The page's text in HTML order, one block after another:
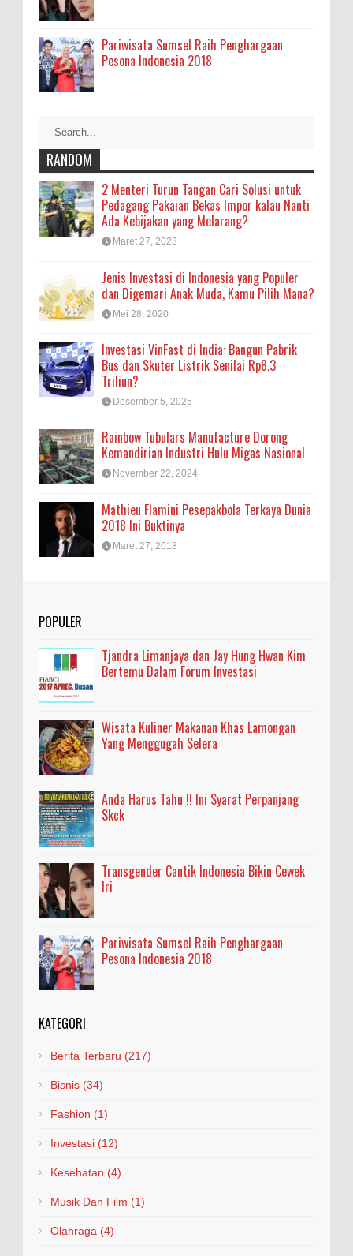
Pariwisata Sumsel Raih Penghargaan
Pesona Indonesia 2018
RANDOM
2 Menteri Turun Tangan Cari Solusi untuk
Pedagang Pakaian Bekas Impor kalau Nanti
Ada Kebijakan yang Melarang?
Maret 27, 2023
Jenis Investasi di Indonesia yang Populer
dan Digemari Anak Muda, Kamu Pilih Mana?
Mei 28, 2020
Investasi VinFast di India: Bangun Pabrik
Bus dan Skuter Listrik Senilai Rp8,3
Triliun?
Desember 5, 2025
Rainbow Tubulars Manufacture Dorong
Kemandirian Industri Hulu Migas Nasional
November 22, 2024
Mathieu Flamini Pesepakbola Terkaya Dunia
2018 Ini Buktinya
Maret 27, 2018
POPULER
Tjandra Limanjaya dan Jay Hung Hwan Kim
Bertemu Dalam Forum Investasi
Wisata Kuliner Makanan Khas Lamongan
Yang Menggugah Selera
Anda Harus Tahu !! Ini Syarat Perpanjang
Skck
Transgender Cantik Indonesia Bikin Cewek
Iri
Pariwisata Sumsel Raih Penghargaan
Pesona Indonesia 2018
KATEGORI
Berita Terbaru (217)
Bisnis (34)
Fashion (1)
Investasi (12)
Kesehatan (4)
Musik Dan Film (1)
Olahraga (4)